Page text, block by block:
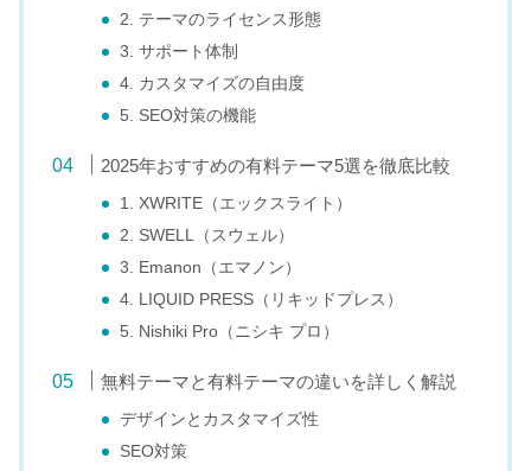
2. テーマのライセンス形態
3. サポート体制
4. カスタマイズの自由度
5. SEO対策の機能
2025年おすすめの有料テーマ5選を徹底比較
1. XWRITE（エックスライト）
2. SWELL（スウェル）
3. Emanon（エマノン）
4. LIQUID PRESS（リキッドプレス）
5. Nishiki Pro（ニシキ プロ）
無料テーマと有料テーマの違いを詳しく解説
デザインとカスタマイズ性
SEO対策